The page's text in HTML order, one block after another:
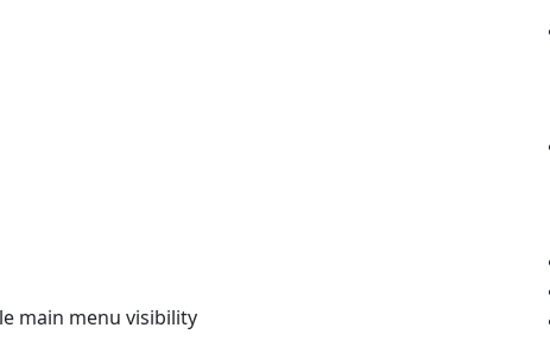
main menu visibility